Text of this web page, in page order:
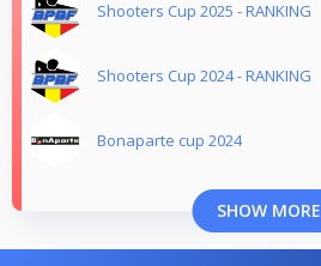
Shooters Cup 2025 - RANKING
Shooters Cup 2024 - RANKING
Bonaparte cup 2024
SHOW MORE